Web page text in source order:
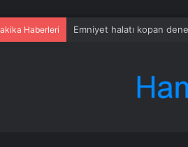
Haberleri Emniyet halatı kopan